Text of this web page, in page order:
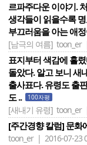
르파주다운 이야기.
생각들이 읽을수록
부끄러움을 아는 애
[남극의 여름] toon_er
표지부터 색감에 홀
돌았다. 알고 보니 새
출사표다. 유령도 출
도 ..
100자평
[새내기 유령] toon_er
[주간경향 칼럼] 문화
toon_er | 2016-07-23